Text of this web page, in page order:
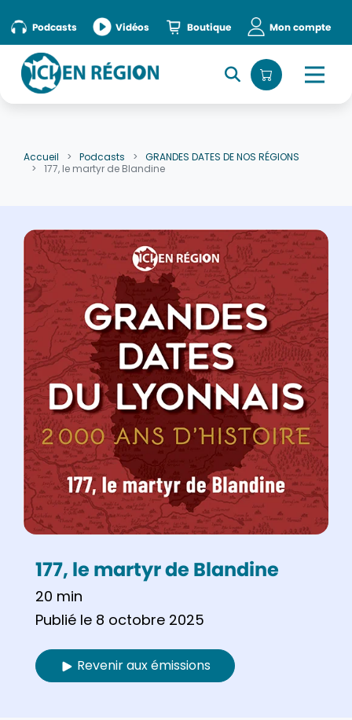
Podcasts Vidéos Boutique Mon compte
Accueil»episode
Accueil Podcasts
GRANDES DATES DE NOS RÉGIONS
177, le martyr de Blandine
177, le martyr de Blandine
20 min
Publié le 8 octobre 2025
Revenir aux émissions